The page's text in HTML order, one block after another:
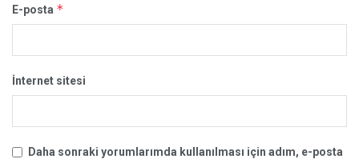
E-posta *
İnternet sitesi
Daha sonraki yorumlarımda kullanılması için adım, e-posta